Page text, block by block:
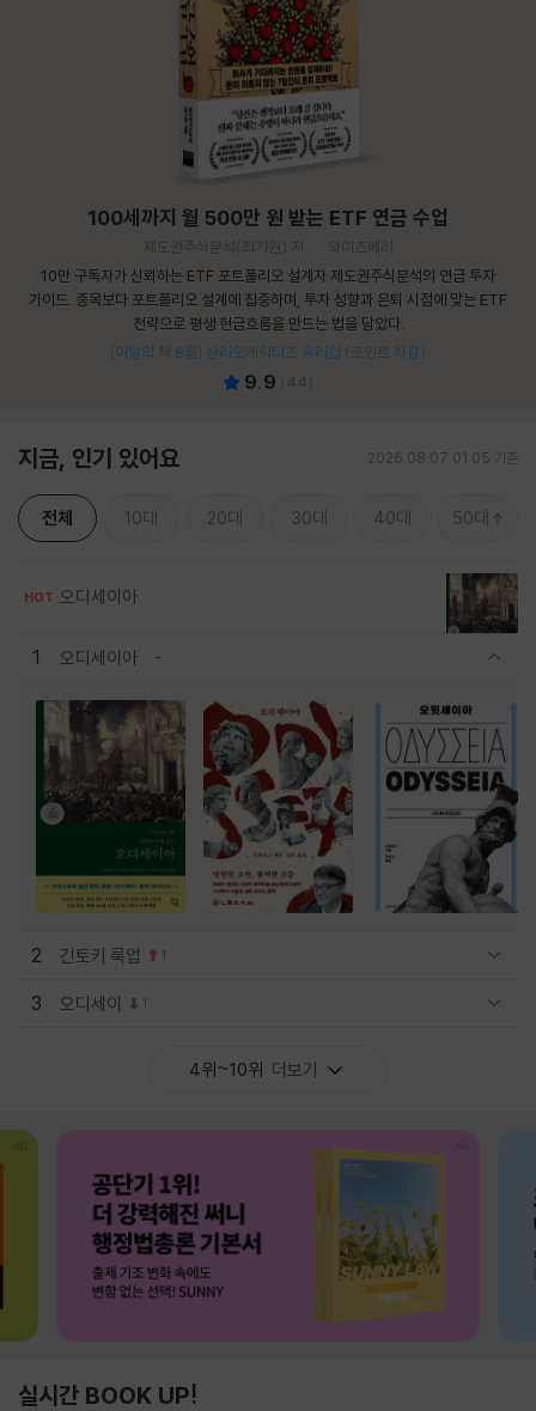
100세까지 월 500만 원 받는 ETF 연금 수업
제도권주식분석(최기원) 저
와이즈베리
10만 구독자가 신뢰하는 ETF 포트폴리오 설계자 제도권주식분석의 연금 투자
가이드. 종목보다 포트폴리오 설계에 집중하며, 투자 성향과 은퇴 시점에 맞는 ETF
전략으로 평생 현금흐름을 만드는 법을 담았다.
[이달의 책 8월] 산리오캐릭터즈 유리컵 (포인트 차감)
9.9 44
지금, 인기 있어요 2026.08.07 01:05 기준
전체 10대 20대 30대 40대 50대
HOT 오디세이아
1 오디세이아
2 긴토키 룩업 1
3 오디세이 1
4위~10위 더보기
실시간 BOOK UP!